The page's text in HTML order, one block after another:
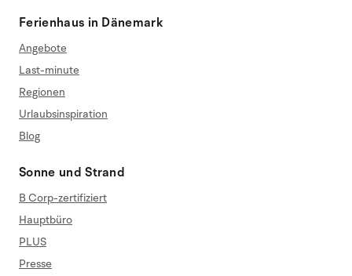
Ferienhaus in Dänemark
Angebote
Last-minute
Regionen
Urlaubsinspiration
Blog
Sonne und Strand
B Corp-zertifiziert
Hauptbüro
PLUS
Presse